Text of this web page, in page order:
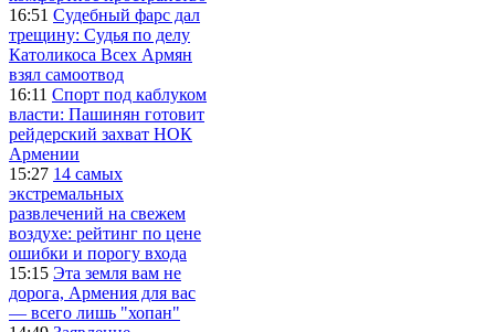
16:51 Судебный фарс дал
трещину: Судья по делу
Католикоса Всех Армян
взял самоотвод
16:11 Спорт под каблуком
власти: Пашинян готовит
рейдерский захват НОК
Армении
15:27 14 самых
экстремальных
развлечений на свежем
воздухе: рейтинг по цене
ошибки и порогу входа
15:15 Эта земля вам не
дорога, Армения для вас
— всего лишь "хопан"